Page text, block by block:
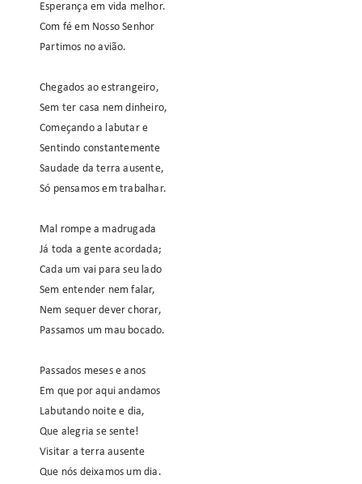
Esperança em vida melhor.
Com fé em Nosso Senhor
Partimos no avião.
Chegados ao estrangeiro,
Sem ter casa nem dinheiro,
Começando a labutar e
Sentindo constantemente
Saudade da terra ausente,
Só pensamos em trabalhar.
Mal rompe a madrugada
Já toda a gente acordada;
Cada um vai para seu lado
Sem entender nem falar,
Nem sequer dever chorar,
Passamos um mau bocado.
Passados meses e anos
Em que por aqui andamos
Labutando noite e dia,
Que alegria se sente!
Visitar a terra ausente
Que nós deixamos um dia.